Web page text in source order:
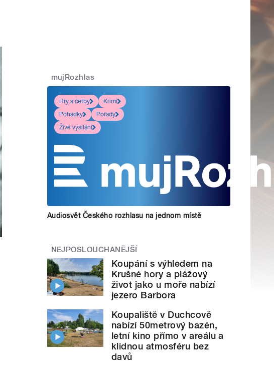
mujRozhlas
Hry a četby
Krimi
Pohádky
Pořady
Živé vysílání
Audiosvět Českého rozhlasu na jednom místě
NEJPOSLOUCHANĚJŠÍ
Koupání s výhledem na
Krušné hory a plážový
život jako u moře nabízí
jezero Barbora
Koupaliště v Duchcově
nabízí 50metrový bazén,
letní kino přímo v areálu a
klidnou atmosféru bez
davů